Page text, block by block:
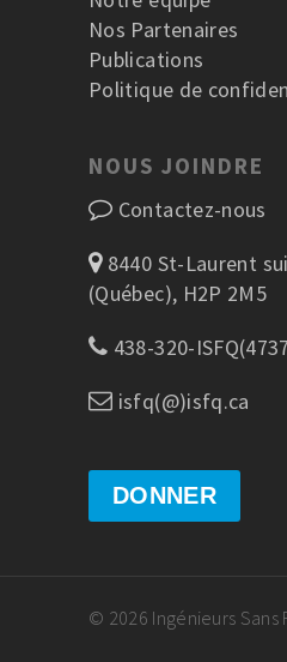
Nos Partenaires
Publications
Politique de
NOUS JOINDRE
Contactez-nous
8440 St-Laurent
(Québec), H2P 2M5
438-320-
isfq(@)isfq.ca
DONNER
© 2026 Ingénieurs